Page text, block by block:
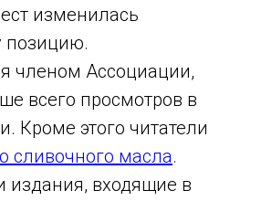
изменилась
позицию.
членом Ассоциации,
всего просмотров в
Кроме этого читатели
сливочного масла.
издания, входящие в